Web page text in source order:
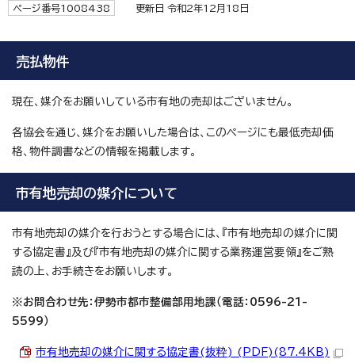
ページ番号1008438 更新日 令和2年12月18日
売払物件
現在、媒介をお願いしている市有地の売却はございません。
各協会を通じ、媒介をお願いした場合は、このページにも最低売却価
格、物件調書などの情報を掲載します。
市有地売却の媒介について
市有地売却の媒介を行おうとする場合には、『市有地売却の媒介に関
する協定書』及び『市有地売却の媒介に関する業務運営要領』をご熟
読の上、お手続きをお願いします。
※お問合わせ先：伊勢市都市整備部用地課（電話：0596-21-
5599）
市有地売却の媒介に関する協定書(抜粋) (PDF)(87.4KB)